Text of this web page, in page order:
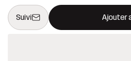
Suivi Ajouter
Ce bouton ouvrira une fenêtre
{{taille}} non disponible